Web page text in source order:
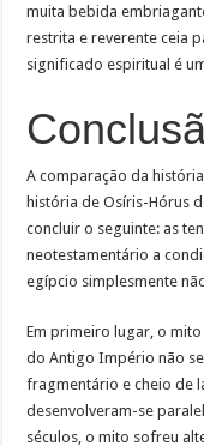
muita bebida
restrita e reverente ceia
significado espiritual é
A comparação da
história de Osíris-Hórus
concluir o seguinte: as
neotestamentário a
egípcio simplesmente
Em primeiro lugar, o
do Antigo Império não
fragmentário e cheio de
desenvolveram-se
séculos, o mito sofreu